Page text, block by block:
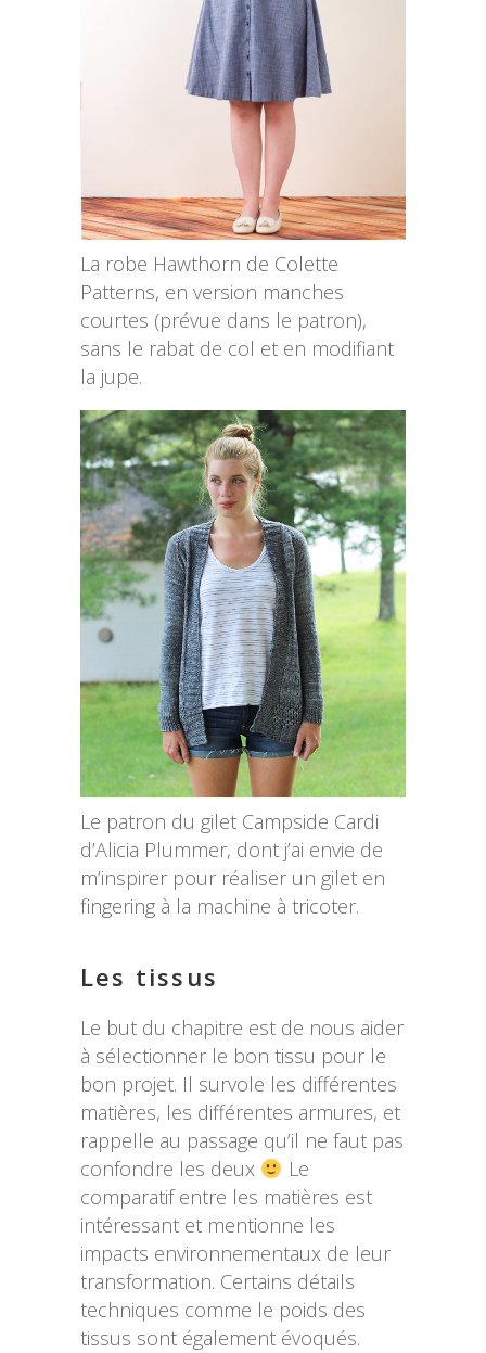
La robe Hawthorn de Colette
Patterns, en version manches
courtes (prévue dans le patron),
sans le rabat de col et en modifiant
la jupe.
Le patron du gilet Campside Cardi
d’Alicia Plummer, dont j’ai envie de
m’inspirer pour réaliser un gilet en
fingering à la machine à tricoter.
Les tissus
Le but du chapitre est de nous aider
à sélectionner le bon tissu pour le
bon projet. Il survole les différentes
matières, les différentes armures, et
rappelle au passage qu’il ne faut pas
confondre les deux
Le
comparatif entre les matières est
intéressant et mentionne les
impacts environnementaux de leur
transformation. Certains détails
techniques comme le poids des
tissus sont également évoqués.